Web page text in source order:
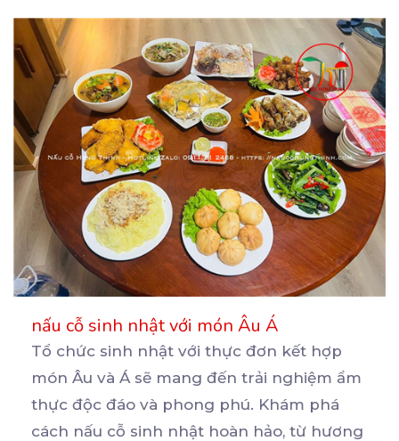
nấu cỗ sinh nhật với món Âu Á
Tổ chức sinh nhật với thực đơn kết hợp
món Âu và Á sẽ mang đến trải nghiệm ẩm
thực độc đáo và phong phú. Khám phá
cách nấu cỗ sinh nhật hoàn hảo, từ hương